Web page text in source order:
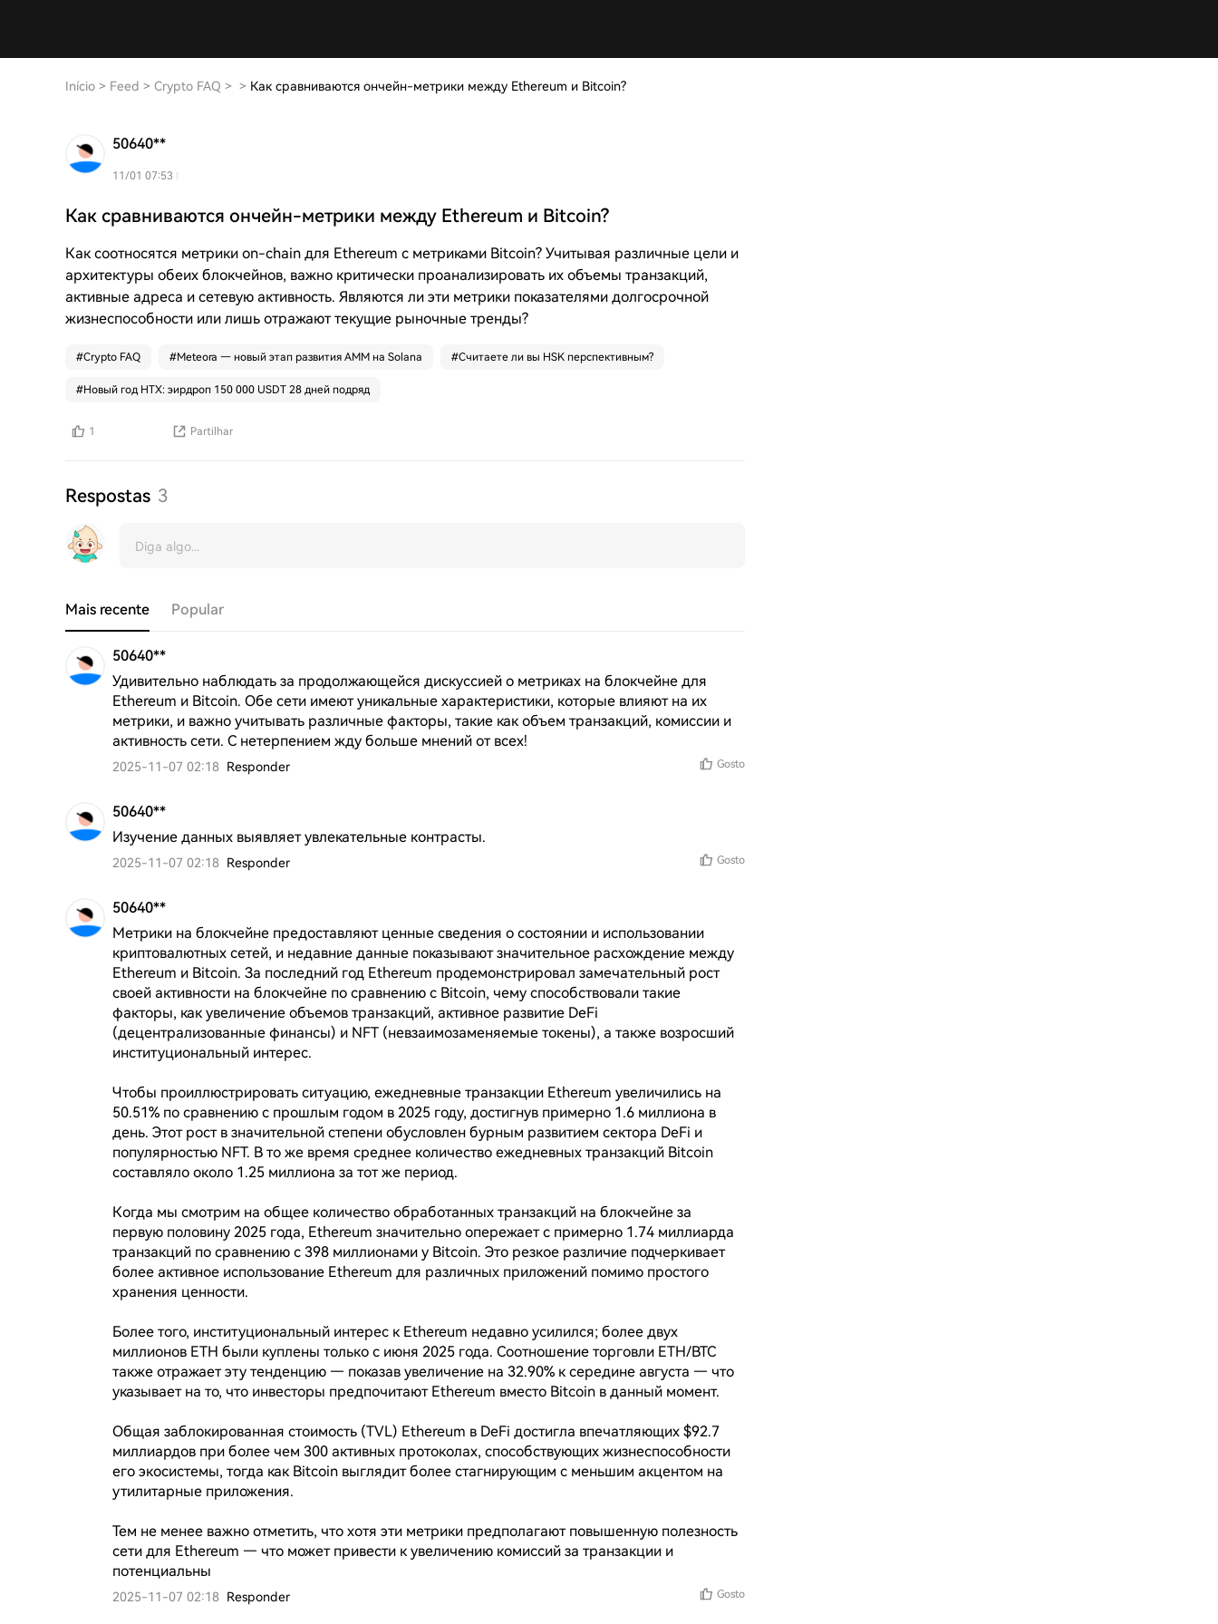
Início > Feed > Crypto FAQ > > Как сравниваются ончейн-метрики между Ethereum и Bitcoin?
50640**
11/01 07:53
Как сравниваются ончейн-метрики между Ethereum и Bitcoin?
Как соотносятся метрики on-chain для Ethereum с метриками Bitcoin? Учитывая различные цели и
архитектуры обеих блокчейнов, важно критически проанализировать их объемы транзакций,
активные адреса и сетевую активность. Являются ли эти метрики показателями долгосрочной
жизнеспособности или лишь отражают текущие рыночные тренды?
#Crypto FAQ #Meteora — новый этап развития AMM на Solana #Считаете ли вы HSK перспективным?
#Новый год HTX: эирдроп 150 000 USDT 28 дней подряд
1 Partilhar
Respostas 3
Mais recente Popular
50640**
Удивительно наблюдать за продолжающейся дискуссией о метриках на блокчейне для
Ethereum и Bitcoin. Обе сети имеют уникальные характеристики, которые влияют на их
метрики, и важно учитывать различные факторы, такие как объем транзакций, комиссии и
активность сети. С нетерпением жду больше мнений от всех!
2025-11-07 02:18 Responder Gosto
50640**
Изучение данных выявляет увлекательные контрасты.
2025-11-07 02:18 Responder Gosto
50640**
Метрики на блокчейне предоставляют ценные сведения о состоянии и использовании
криптовалютных сетей, и недавние данные показывают значительное расхождение между
Ethereum и Bitcoin. За последний год Ethereum продемонстрировал замечательный рост
своей активности на блокчейне по сравнению с Bitcoin, чему способствовали такие
факторы, как увеличение объемов транзакций, активное развитие DeFi
(децентрализованные финансы) и NFT (невзаимозаменяемые токены), а также возросший
институциональный интерес.
Чтобы проиллюстрировать ситуацию, ежедневные транзакции Ethereum увеличились на
50.51% по сравнению с прошлым годом в 2025 году, достигнув примерно 1.6 миллиона в
день. Этот рост в значительной степени обусловлен бурным развитием сектора DeFi и
популярностью NFT. В то же время среднее количество ежедневных транзакций Bitcoin
составляло около 1.25 миллиона за тот же период.
Когда мы смотрим на общее количество обработанных транзакций на блокчейне за
первую половину 2025 года, Ethereum значительно опережает с примерно 1.74 миллиарда
транзакций по сравнению с 398 миллионами у Bitcoin. Это резкое различие подчеркивает
более активное использование Ethereum для различных приложений помимо простого
хранения ценности.
Более того, институциональный интерес к Ethereum недавно усилился; более двух
миллионов ETH были куплены только с июня 2025 года. Соотношение торговли ETH/BTC
также отражает эту тенденцию — показав увеличение на 32.90% к середине августа — что
указывает на то, что инвесторы предпочитают Ethereum вместо Bitcoin в данный момент.
Общая заблокированная стоимость (TVL) Ethereum в DeFi достигла впечатляющих $92.7
миллиардов при более чем 300 активных протоколах, способствующих жизнеспособности
его экосистемы, тогда как Bitcoin выглядит более стагнирующим с меньшим акцентом на
утилитарные приложения.
Тем не менее важно отметить, что хотя эти метрики предполагают повышенную полезность
сети для Ethereum — что может привести к увеличению комиссий за транзакции и
потенциальны
2025-11-07 02:18 Responder Gosto